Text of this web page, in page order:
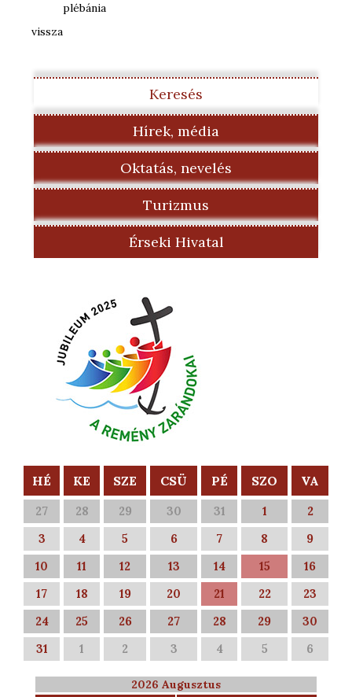
plébánia
vissza
Keresés
Hírek, média
Oktatás, nevelés
Turizmus
Érseki Hivatal
HÉ KE SZE CSÜ PÉ SZO VA
27 28 29 30 31 1
2
3
4 5 6 7 8
9
10
11 12 13 14 15
16
17
18 19 20 21 22
23
24
25 26 27 28 29
30
31
1 2 3 4 5 6
2026 Augusztus